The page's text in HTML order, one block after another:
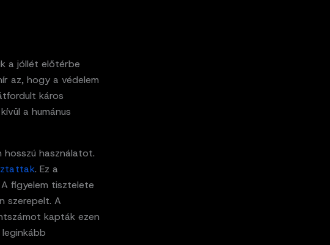
a jóllét előtérbe
az, hogy a védelem
káros
a humánus
használatot.
. Ez a
figyelem tisztelete
szerepelt. A
kapták ezen